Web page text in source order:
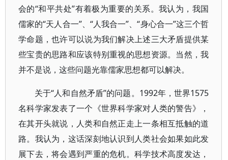
会的“和平共处”有着极为重要的关系。我认为，我国
儒家的“天人合一”、“人我合一”、“身心合一”这三个哲
学命题，也许可以说为我们解决上述三大矛盾提供某
些宝贵的思路和应该特别重视的思想资源。当然，我
并不是说，这些问题光靠儒家思想都可以解决。
关于“人和自然矛盾”的问题。1992年，世界1575
名科学家发表了一个《世界科学家对人类的警告》，
在其开头就说，人类和自然正走上一条相互抵触的道
路。我认为，这话深刻地认识到人类社会如果如此发
展下去，将会遇到严重的危机。科学技术高度发达，